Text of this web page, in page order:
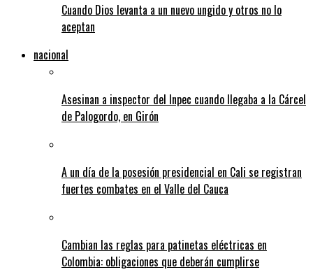
Cuando Dios levanta a un nuevo ungido y otros no lo
aceptan
nacional
Asesinan a inspector del Inpec cuando llegaba a la Cárcel
de Palogordo, en Girón
A un día de la posesión presidencial en Cali se registran
fuertes combates en el Valle del Cauca
Cambian las reglas para patinetas eléctricas en
Colombia: obligaciones que deberán cumplirse